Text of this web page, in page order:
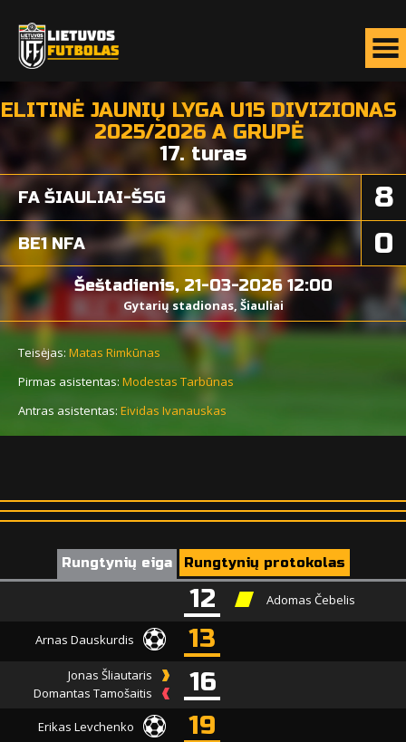
ELITINĖ JAUNIŲ LYGA U15 DIVIZIONAS
2025/2026 A GRUPĖ
17. turas
8
FA ŠIAULIAI-ŠSG
BE1 NFA 0
Šeštadienis, 21-03-2026 12:00
Gytarių stadionas, Šiauliai
Teisėjas: Matas Rimkūnas
Pirmas asistentas: Modestas Tarbūnas
Antras asistentas: Eividas Ivanauskas
Rungtynių eiga Rungtynių protokolas
12 Adomas Čebelis
Arnas Dauskurdis 13
Jonas Šliautaris
Domantas Tamošaitis
16
Erikas Levchenko 19